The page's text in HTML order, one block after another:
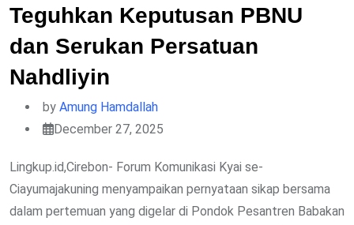
Teguhkan Keputusan PBNU
dan Serukan Persatuan
Nahdliyin
by Amung Hamdallah
December 27, 2025
Lingkup.id,Cirebon- Forum Komunikasi Kyai se-
Ciayumajakuning menyampaikan pernyataan sikap bersama
dalam pertemuan yang digelar di Pondok Pesantren Babakan